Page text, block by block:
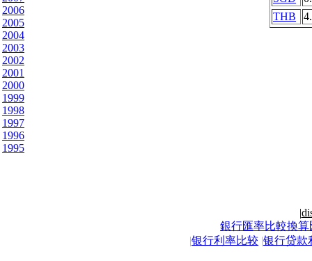
2006
2005
2004
2003
2002
2001
2000
1999
1998
1997
1996
1995
THB
|
銀行匯率比較換算
|银行利率比较 |银行贷款